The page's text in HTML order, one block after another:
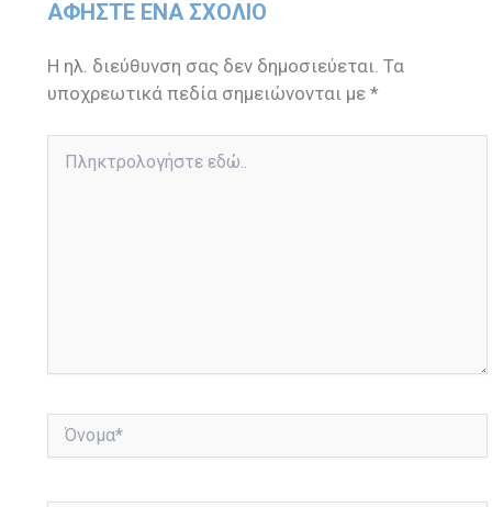
ΑΦΉΣΤΕ ΈΝΑ ΣΧΌΛΙΟ
Η ηλ. διεύθυνση σας δεν δημοσιεύεται. Τα
υποχρεωτικά πεδία σημειώνονται με*
εδώ..
Όνομα*